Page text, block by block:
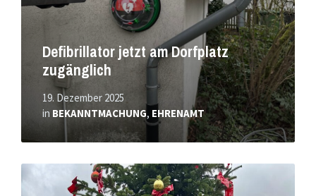
Defibrillator jetzt am Dorfplatz
zugänglich
19. Dezember 2025
in BEKANNTMACHUNG, EHRENAMT
Mehr
erfahren